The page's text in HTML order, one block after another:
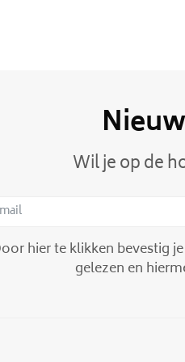
Wil je op de
hier te klikken bevestig
gelezen en